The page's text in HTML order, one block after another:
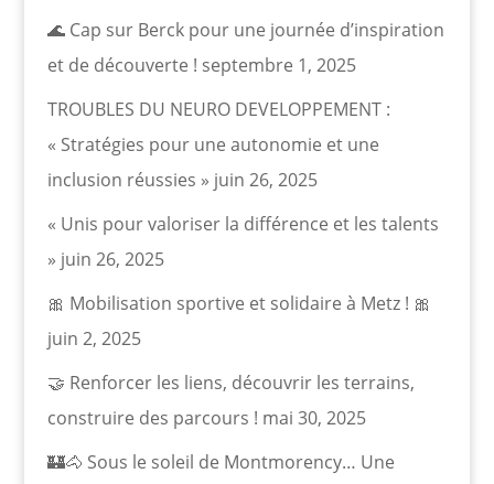
🌊 Cap sur Berck pour une journée d’inspiration
et de découverte ! septembre 1, 2025
TROUBLES DU NEURO DEVELOPPEMENT :
« Stratégies pour une autonomie et une
inclusion réussies » juin 26, 2025
« Unis pour valoriser la différence et les talents
» juin 26, 2025
🎀 Mobilisation sportive et solidaire à Metz ! 🎀
juin 2, 2025
🤝 Renforcer les liens, découvrir les terrains,
construire des parcours ! mai 30, 2025
🏰🐴 Sous le soleil de Montmorency… Une